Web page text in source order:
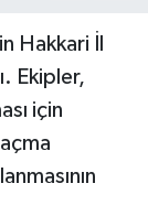
Hakkari İl
Ekipler,
için